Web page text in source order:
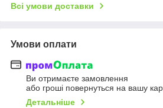
Всі умови доставки
Умови оплати
Ви отримаєте замовлення
або гроші повернуться на вашу
Детальніше